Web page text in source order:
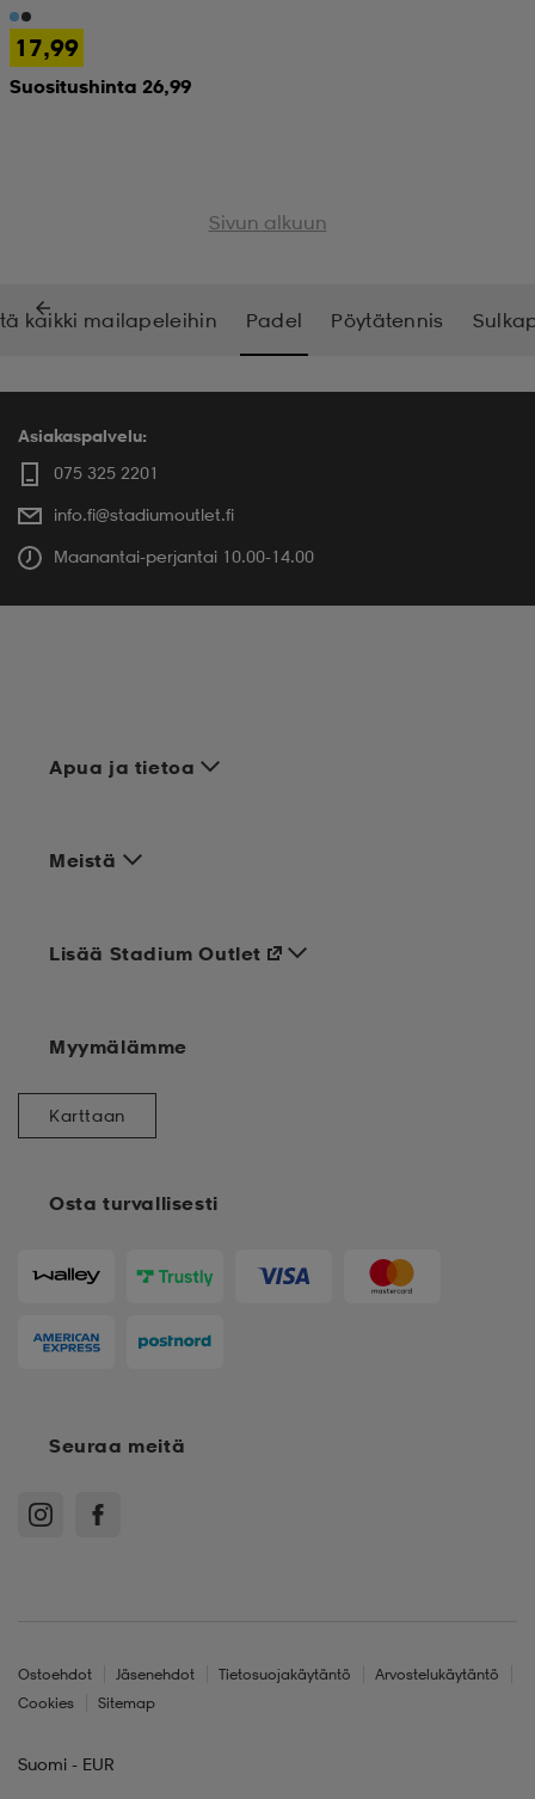
17,99
Suositushinta 26,99
Sivun alkuun
kaikki mailapeleihin Padel Pöytätennis
Asiakaspalvelu:
075 325 2201
info.fi@stadiumoutlet.fi
Maanantai-perjantai 10.00-14.00
Apua ja tietoa
Meistä
Osta turvallisesti
Lisää Stadium Outlet
Myymälämme
Karttaan
Seuraa meitä
Ostoehdot Jäsenehdot Tietosuojakäytäntö
Arvostelukäytäntö
Cookies
Sitemap
Suomi - EUR